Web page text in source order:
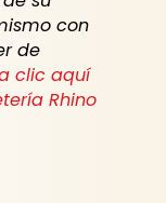
con
de
clic aquí
Rhino